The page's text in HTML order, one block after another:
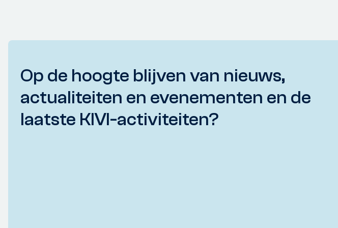
Op de hoogte blijven van nieuws,
actualiteiten en evenementen en de
laatste KIVI-activiteiten?